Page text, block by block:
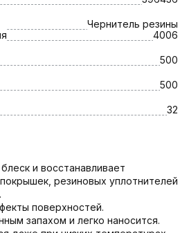
Чернитель резины
4006
500
500
32
и восстанавливает
резиновых уплотнителей
поверхностей.
запахом и легко наносится.